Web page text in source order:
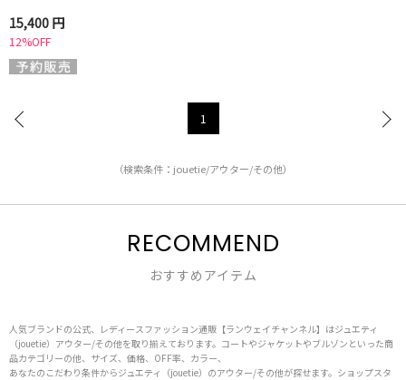
15,400 円
12%OFF
1
（検索条件：jouetie/アウター/その他）
RECOMMEND
おすすめアイテム
人気ブランドの公式、レディースファッション通販【ランウェイチャンネル】はジュエティ
（jouetie）アウター/その他を取り揃えております。コートやジャケットやブルゾンといった商
品カテゴリーの他、サイズ、価格、OFF率、カラー、
あなたのこだわり条件からジュエティ（jouetie）のアウター/その他が探せます。ショップスタ